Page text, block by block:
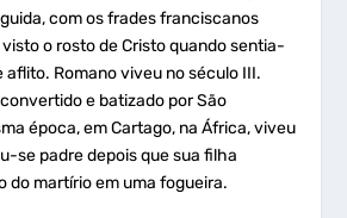
com os frades franciscanos
o rosto de Cristo quando sentia-
aflito. Romano viveu no século III.
e batizado por São
época, em Cartago, na África, viveu
se padre depois que sua filha
do martírio em uma fogueira.